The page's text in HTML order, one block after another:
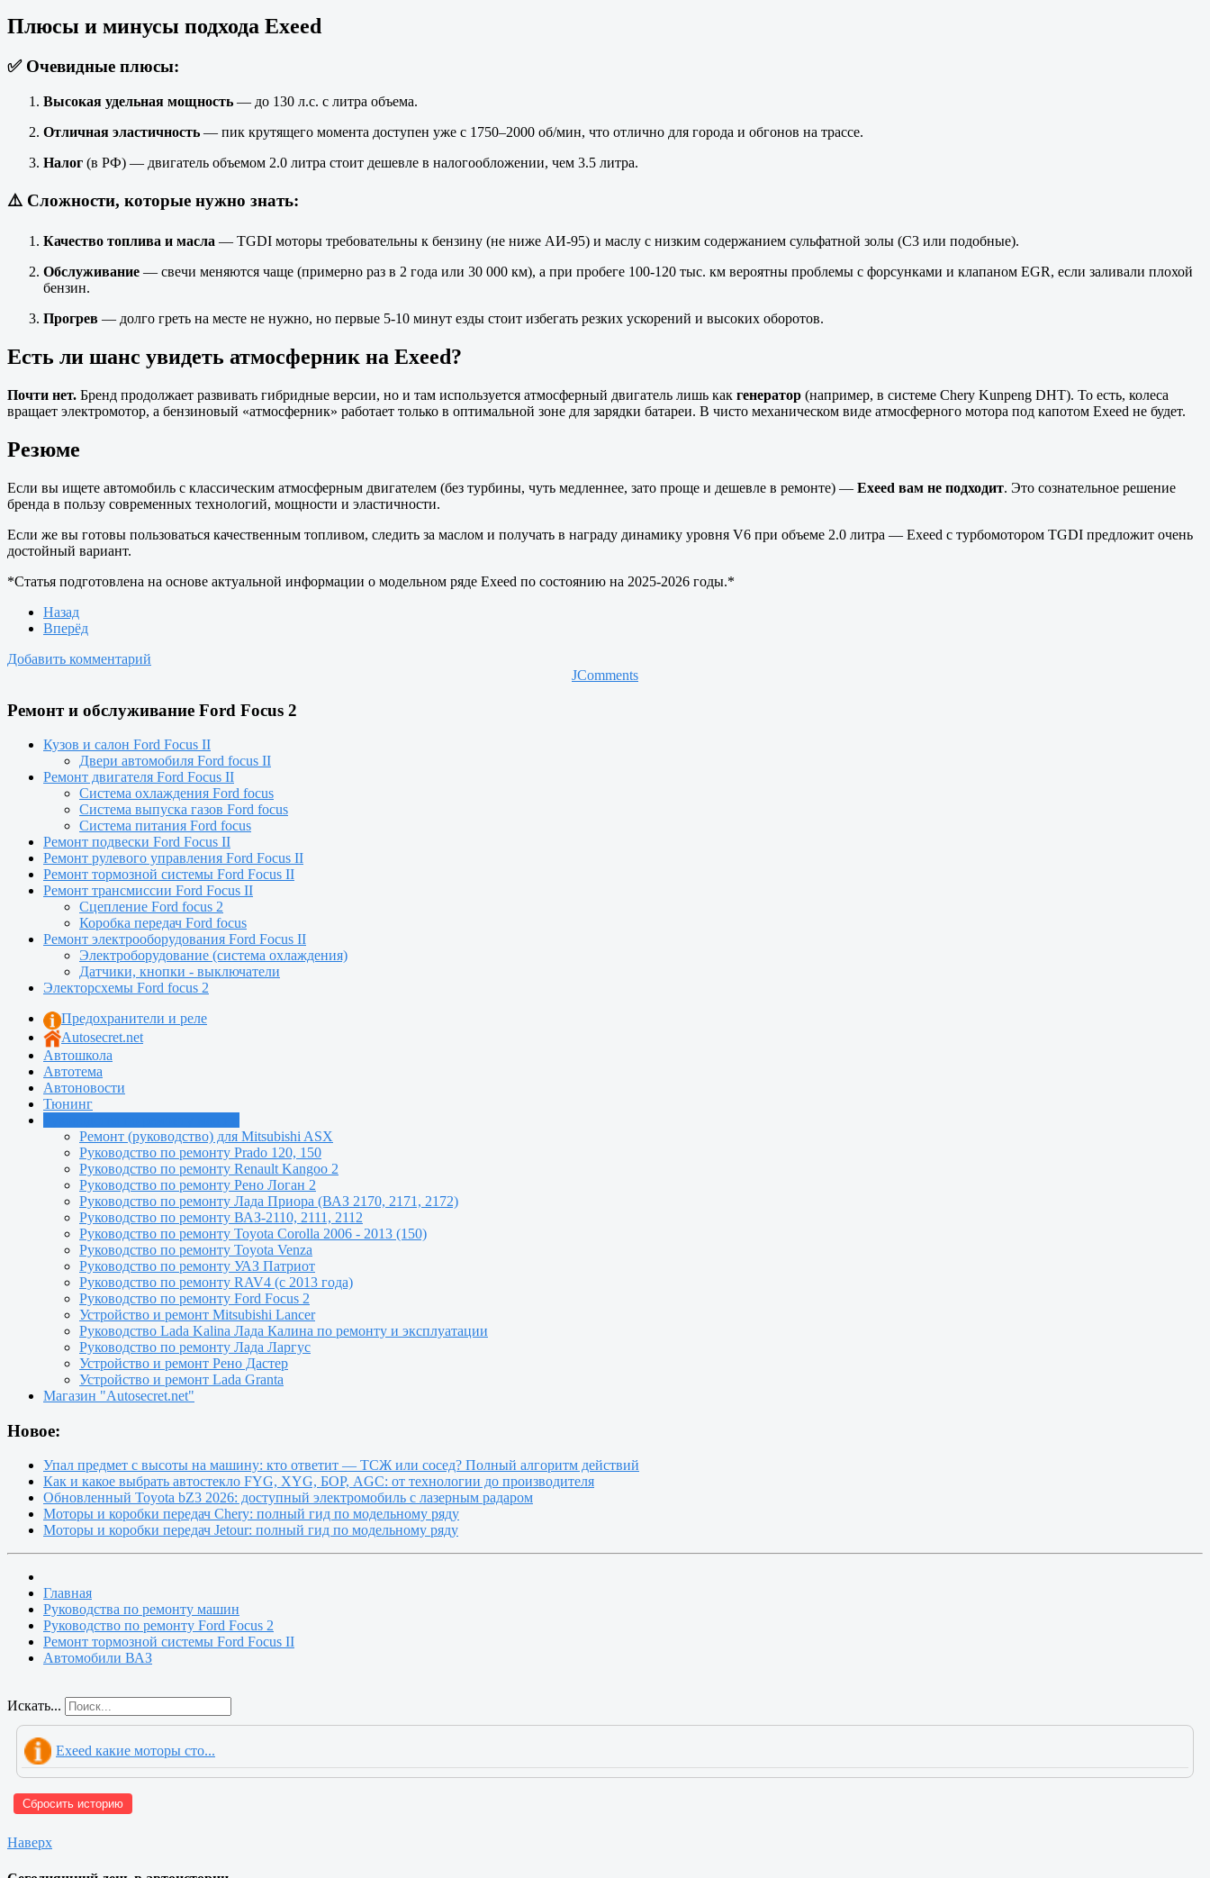
Плюсы и минусы подхода Exeed
✅ Очевидные плюсы:
Высокая удельная мощность — до 130 л.с. с литра объема.
Отличная эластичность — пик крутящего момента доступен уже с 1750–2000 об/мин, что отлично для города и обгонов на трассе.
Налог (в РФ) — двигатель объемом 2.0 литра стоит дешевле в налогообложении, чем 3.5 литра.
⚠️ Сложности, которые нужно знать:
Качество топлива и масла — TGDI моторы требовательны к бензину (не ниже АИ-95) и маслу с низким содержанием сульфатной золы (C3 или подобные).
Обслуживание — свечи меняются чаще (примерно раз в 2 года или 30 000 км), а при пробеге 100-120 тыс. км вероятны проблемы с форсунками и клапаном EGR, если заливали плохой
бензин.
Прогрев — долго греть на месте не нужно, но первые 5-10 минут езды стоит избегать резких ускорений и высоких оборотов.
Есть ли шанс увидеть атмосферник на Exeed?
Почти нет. Бренд продолжает развивать гибридные версии, но и там используется атмосферный двигатель лишь как генератор (например, в системе Chery Kunpeng DHT). То есть, колеса
вращает электромотор, а бензиновый «атмосферник» работает только в оптимальной зоне для зарядки батареи. В чисто механическом виде атмосферного мотора под капотом Exeed не будет.
Резюме
Если вы ищете автомобиль с классическим атмосферным двигателем (без турбины, чуть медленнее, зато проще и дешевле в ремонте) — Exeed вам не подходит. Это сознательное решение
бренда в пользу современных технологий, мощности и эластичности.
Если же вы готовы пользоваться качественным топливом, следить за маслом и получать в награду динамику уровня V6 при объеме 2.0 литра — Exeed с турбомотором TGDI предложит очень
достойный вариант.
*Статья подготовлена на основе актуальной информации о модельном ряде Exeed по состоянию на 2025-2026 годы.*
Назад
Вперёд
Добавить комментарий
JComments
Ремонт и обслуживание Ford Focus 2
Кузов и салон Ford Focus II
Двери автомобиля Ford focus II
Ремонт двигателя Ford Focus II
Система охлаждения Ford focus
Система выпуска газов Ford focus
Система питания Ford focus
Ремонт подвески Ford Focus II
Ремонт рулевого управления Ford Focus II
Ремонт тормозной системы Ford Focus II
Ремонт трансмиссии Ford Focus II
Сцепление Ford focus 2
Коробка передач Ford focus
Ремонт электрооборудования Ford Focus II
Электроборудование (система охлаждения)
Датчики, кнопки - выключатели
Электорсхемы Ford focus 2
Предохранители и реле
Autosecret.net
Автошкола
Автотема
Автоновости
Тюнинг
Ремонт (руководство) для Mitsubishi ASX
Руководство по ремонту Prado 120, 150
Руководство по ремонту Renault Kangoo 2
Руководство по ремонту Рено Логан 2
Руководство по ремонту Лада Приора (ВАЗ 2170, 2171, 2172)
Руководство по ремонту ВАЗ-2110, 2111, 2112
Руководство по ремонту Toyota Сorolla 2006 - 2013 (150)
Руководство по ремонту Toyota Venza
Руководство по ремонту УАЗ Патриот
Руководство по ремонту RAV4 (с 2013 года)
Руководство по ремонту Ford Focus 2
Устройство и ремонт Mitsubishi Lancer
Руководство Lada Kalina Лада Калина по ремонту и эксплуатации
Руководство по ремонту Лада Ларгус
Устройство и ремонт Рено Дастер
Устройство и ремонт Lada Granta
Магазин "Autosecret.net"
Новое:
Упал предмет с высоты на машину: кто ответит — ТСЖ или сосед? Полный алгоритм действий
Как и какое выбрать автостекло FYG, XYG, БОР, AGC: от технологии до производителя
Обновленный Toyota bZ3 2026: доступный электромобиль с лазерным радаром
Моторы и коробки передач Chery: полный гид по модельному ряду
Моторы и коробки передач Jetour: полный гид по модельному ряду
Главная
Руководства по ремонту машин
Руководство по ремонту Ford Focus 2
Ремонт тормозной системы Ford Focus II
Автомобили ВАЗ
Искать...
Exeed какие моторы сто...
Сбросить историю
Наверх